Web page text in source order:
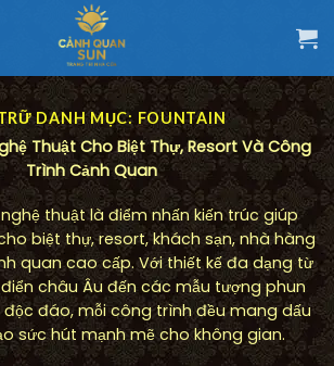
DANH MỤC: FOUNTAIN
Thuật Cho Biệt Thự, Resort Và Công
Trình Cảnh Quan
thuật là điểm nhấn kiến trúc giúp
biệt thự, resort, khách sạn, nhà hàng
quan cao cấp. Với thiết kế đa dạng từ
châu Âu đến các mẫu tượng phun
đáo, mỗi công trình đều mang dấu
sức hút mạnh mẽ cho không gian.